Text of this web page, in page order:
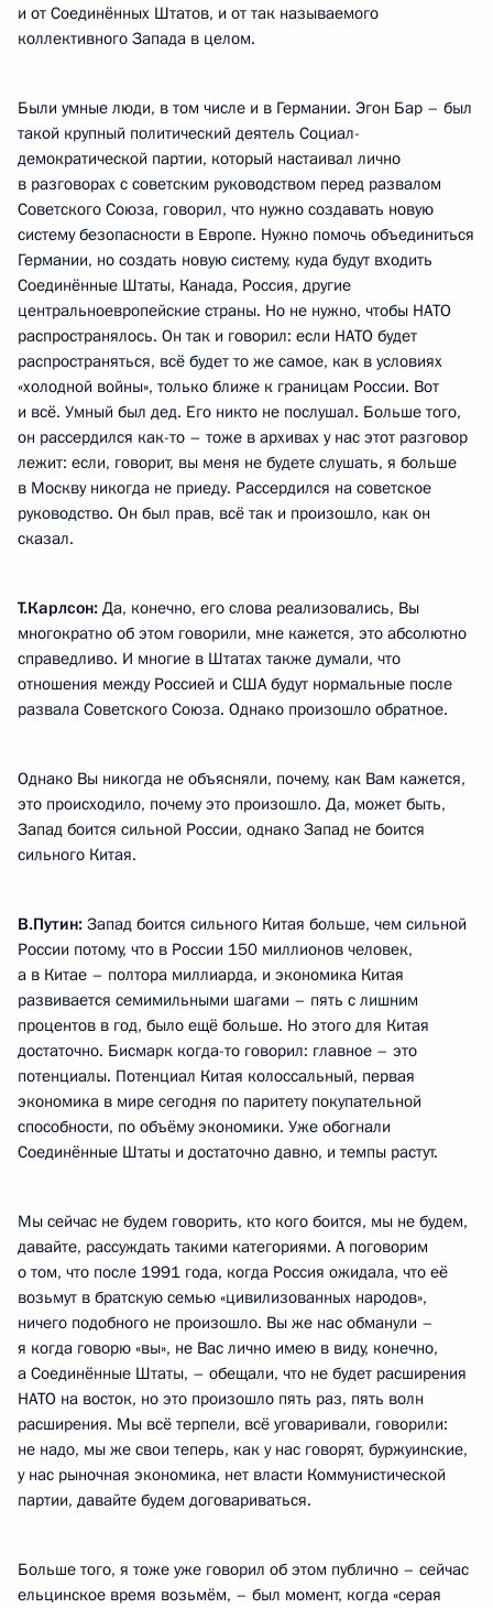
и от Соединённых Штатов, и от так называемого
коллективного Запада в целом.
Были умные люди, в том числе и в Германии. Эгон Бар – был
такой крупный политический деятель Социал-
демократической партии, который настаивал лично
в разговорах с советским руководством перед развалом
Советского Союза, говорил, что нужно создавать новую
систему безопасности в Европе. Нужно помочь объединиться
Германии, но создать новую систему, куда будут входить
Соединённые Штаты, Канада, Россия, другие
центральноевропейские страны. Но не нужно, чтобы НАТО
распространялось. Он так и говорил: если НАТО будет
распространяться, всё будет то же самое, как в условиях
«холодной войны», только ближе к границам России. Вот
и всё. Умный был дед. Его никто не послушал. Больше того,
он рассердился как-то – тоже в архивах у нас этот разговор
лежит: если, говорит, вы меня не будете слушать, я больше
в Москву никогда не приеду. Рассердился на советское
руководство. Он был прав, всё так и произошло, как он
сказал.
Т.Карлсон: Да, конечно, его слова реализовались, Вы
многократно об этом говорили, мне кажется, это абсолютно
справедливо. И многие в Штатах также думали, что
отношения между Россией и США будут нормальные после
развала Советского Союза. Однако произошло обратное.
Однако Вы никогда не объясняли, почему, как Вам кажется,
это происходило, почему это произошло. Да, может быть,
Запад боится сильной России, однако Запад не боится
сильного Китая.
В.Путин: Запад боится сильного Китая больше, чем сильной
России потому, что в России 150 миллионов человек,
а в Китае – полтора миллиарда, и экономика Китая
развивается семимильными шагами – пять с лишним
процентов в год, было ещё больше. Но этого для Китая
достаточно. Бисмарк когда-то говорил: главное – это
потенциалы. Потенциал Китая колоссальный, первая
экономика в мире сегодня по паритету покупательной
способности, по объёму экономики. Уже обогнали
Соединённые Штаты и достаточно давно, и темпы растут.
Мы сейчас не будем говорить, кто кого боится, мы не будем,
давайте, рассуждать такими категориями. А поговорим
о том, что после 1991 года, когда Россия ожидала, что её
возьмут в братскую семью «цивилизованных народов»,
ничего подобного не произошло. Вы же нас обманули –
я когда говорю «вы», не Вас лично имею в виду, конечно,
а Соединённые Штаты, – обещали, что не будет расширения
НАТО на восток, но это произошло пять раз, пять волн
расширения. Мы всё терпели, всё уговаривали, говорили:
не надо, мы же свои теперь, как у нас говорят, буржуинские,
у нас рыночная экономика, нет власти Коммунистической
партии, давайте будем договариваться.
Больше того, я тоже уже говорил об этом публично – сейчас
ельцинское время возьмём, – был момент, когда «серая